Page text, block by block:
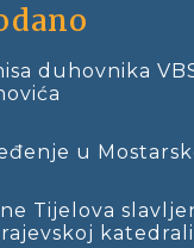
duhovnika
u
Tijelova
katedrali